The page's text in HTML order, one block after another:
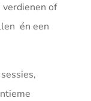
of
én een